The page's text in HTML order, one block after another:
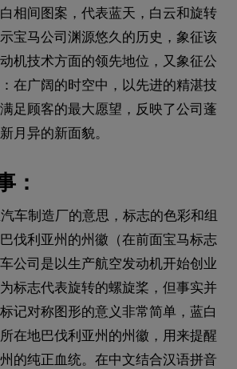
相间图案，代表蓝天，白云和旋转
宝马公司渊源悠久的历史，象征该
机技术方面的领先地位，又象征公
在广阔的时空中，以先进的精湛技
足顾客的最大愿望，反映了公司蓬
月异的新面貌。
：
车制造厂的意思，标志的色彩和组
伐利亚州的州徽（在前面宝马标志
公司是以生产航空发动机开始创业
标志代表旋转的螺旋桨，但事实并
记对称图形的意义非常简单，蓝白
在地巴伐利亚州的州徽，用来提醒
的纯正血统。在中文结合汉语拼音